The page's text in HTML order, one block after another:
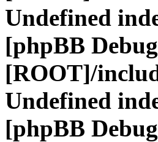
Undefined
[phpBB
[ROOT]/
Undefined
[phpBB